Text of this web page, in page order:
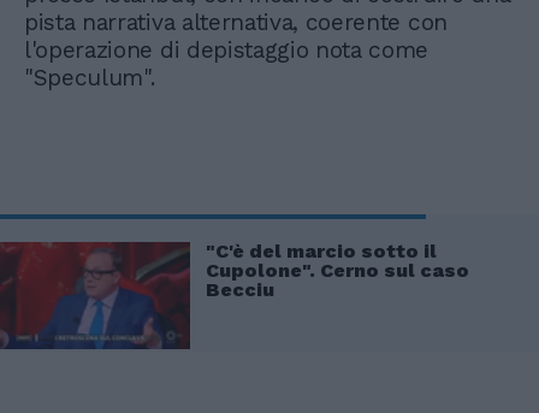
pista narrativa alternativa, coerente con
l'operazione di depistaggio nota come
"Speculum".
"C'è del marcio sotto il
Cupolone". Cerno sul caso
Becciu